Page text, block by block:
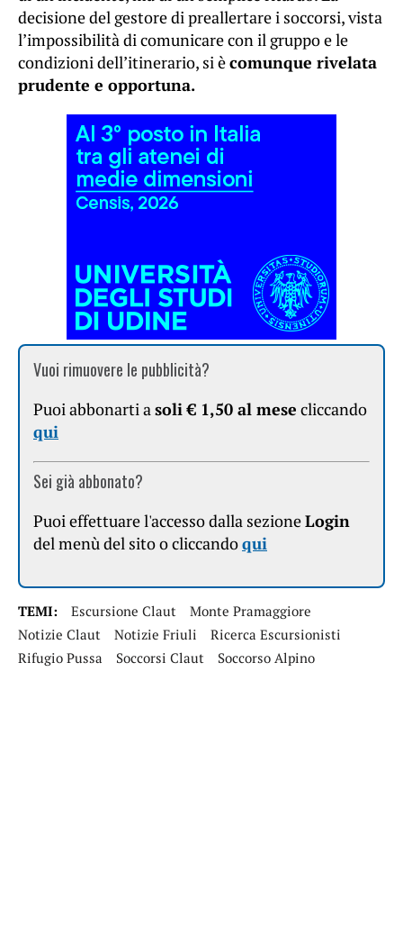
decisione del gestore di preallertare i soccorsi, vista
l’impossibilità di comunicare con il gruppo e le
condizioni dell’itinerario, si ècomunque rivelata
prudente e opportuna.
Vuoi rimuovere le pubblicità?
Puoi abbonarti a soli € 1,50 al mese cliccando
qui
Sei già abbonato?
Puoi effettuare l'accesso dalla sezioneLogin
del menù del sito o cliccandoqui
TEMI: Escursione Claut
Monte Pramaggiore
Notizie Claut
Notizie Friuli
Ricerca Escursionisti
Rifugio Pussa
Soccorsi Claut Soccorso Alpino